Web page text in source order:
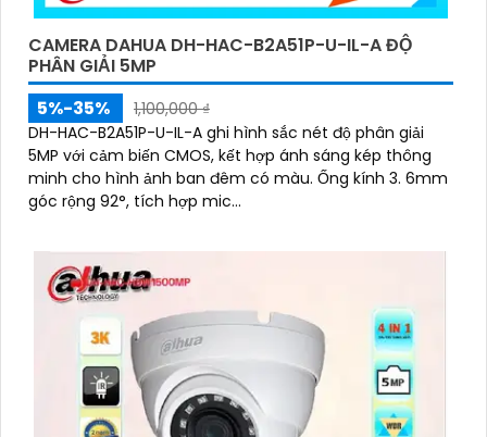
CAMERA DAHUA DH-HAC-B2A51P-U-IL-A ĐỘ
PHÂN GIẢI 5MP
5%-35%
1,100,000 ₫
DH-HAC-B2A51P-U-IL-A ghi hình sắc nét độ phân giải
5MP với cảm biến CMOS, kết hợp ánh sáng kép thông
minh cho hình ảnh ban đêm có màu. Ống kính 3. 6mm
góc rộng 92°, tích hợp mic...